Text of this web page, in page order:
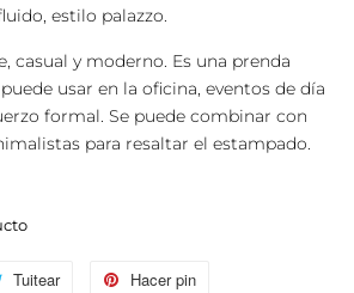
estilo palazzo.
casual y moderno. Es una prenda
usar en la oficina, eventos de día
formal. Se puede combinar con
para resaltar el estampado.
Tuitear
Tuitear Hacer pin